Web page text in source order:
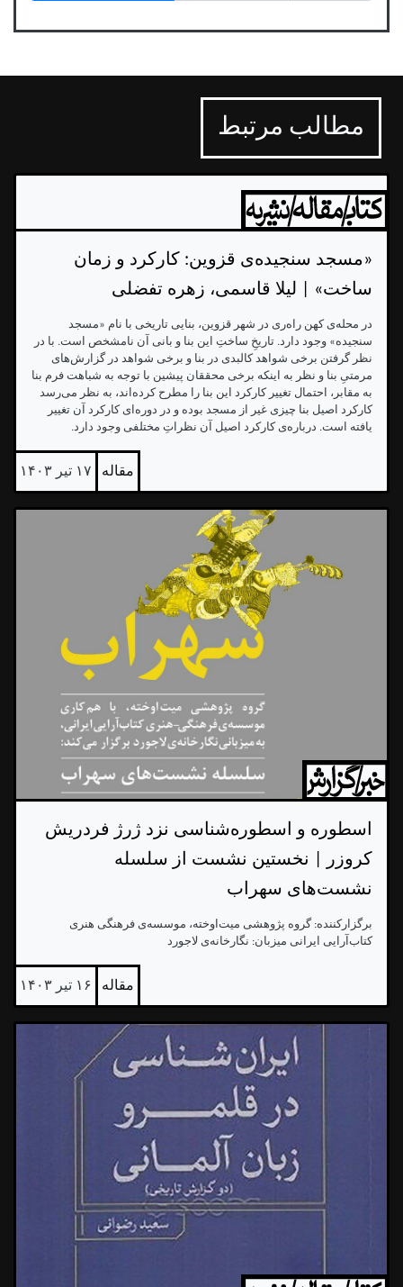
مطالب مرتبط
«مسجد سنجیده‌ی قزوین: کارکرد و زمان
ساخت» | لیلا قاسمی، زهره تفضلی
در محله‌ی کهن راه‌ری در شهر قزوین، بنایی تاریخی با نام «مسجد
سنجیده» وجود دارد. تاریخِ ساختِ این بنا و بانی آن نامشخص است. با در
نظر گرفتن برخی شواهد کالبدی در بنا و برخی شواهد در گزارش‌های
مرمتیِ بنا و نظر به اینکه برخی محققان پیشین با توجه به شباهت فرم بنا
به مقابر، احتمال تغییر کارکرد این بنا را مطرح کرده‌اند، به نظر می‌رسد
کارکرد اصیل بنا چیزی غیر از مسجد بوده و در دوره‌ای کارکرد آن تغییر
یافته است. درباره‌ی کارکرد اصیل آن نظراتِ مختلفی وجود دارد.
مقاله ۱۷ تیر ۱۴۰۳
اسطوره و اسطوره‌شناسی نزد ژرژ فردریش
کروزر | نخستین نشست از سلسله
نشست‌های سهراب
برگزارکننده: گروه پژوهشی میت‌اوخته، موسسه‌ی فرهنگی هنری
کتاب‌آرایی ایرانی میزبان: نگارخانه‌ی لاجورد
مقاله ۱۶ تیر ۱۴۰۳